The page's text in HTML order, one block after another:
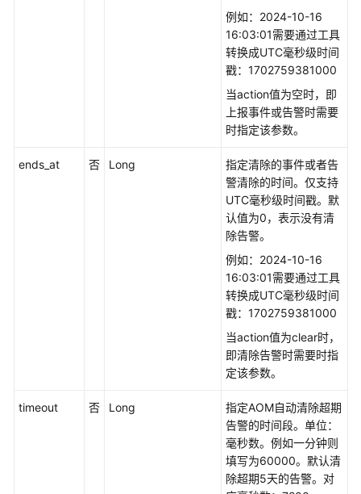
例如：2024-10-16
16:03:01需要通过工具
转换成UTC毫秒级时间
戳：1702759381000
当action值为空时，即
上报事件或告警时需要
时指定该参数。
ends_at 否 Long
指定清除的事件或者告
警清除的时间。仅支持
UTC毫秒级时间戳。默
认值为0，表示没有清
除告警。
例如：2024-10-16
16:03:01需要通过工具
转换成UTC毫秒级时间
戳：1702759381000
当action值为clear时，
即清除告警时需要时指
定该参数。
timeout 否 Long
指定AOM自动清除超期
告警的时间段。单位：
毫秒数。例如一分钟则
填写为60000。默认清
除超期5天的告警。对